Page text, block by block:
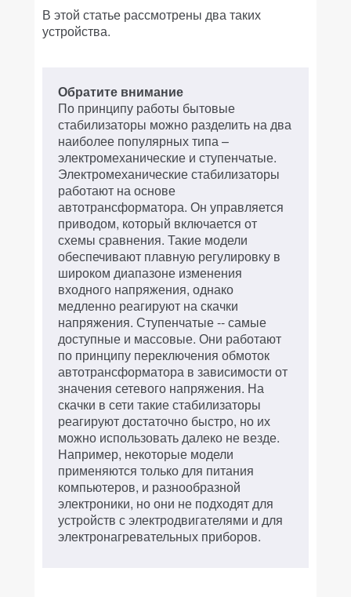
В этой статье рассмотрены два таких
устройства.
Обратите внимание
По принципу работы бытовые
стабилизаторы можно разделить на два
наиболее популярных типа –
электромеханические и ступенчатые.
Электромеханические стабилизаторы
работают на основе
автотрансформатора. Он управляется
приводом, который включается от
схемы сравнения. Такие модели
обеспечивают плавную регулировку в
широком диапазоне изменения
входного напряжения, однако
медленно реагируют на скачки
напряжения. Ступенчатые -- самые
доступные и массовые. Они работают
по принципу переключения обмоток
автотрансформатора в зависимости от
значения сетевого напряжения. На
скачки в сети такие стабилизаторы
реагируют достаточно быстро, но их
можно использовать далеко не везде.
Например, некоторые модели
применяются только для питания
компьютеров, и разнообразной
электроники, но они не подходят для
устройств с электродвигателями и для
электронагревательных приборов.